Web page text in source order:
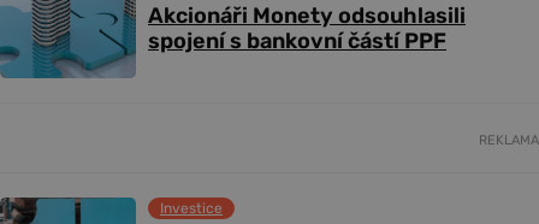
Akcionáři Monety odsouhlasili
spojení s bankovní částí PPF
REKLAMA
Investice